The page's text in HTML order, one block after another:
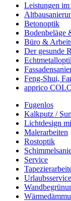
Leistungen
Betonoptik
Bodenbeläge
Büro &
Der gesunde
Feng-Shui,
apprico
Fugenlos
Kalkputz /
Lichtdesign
Malerarbeiten
Rostoptik
Service